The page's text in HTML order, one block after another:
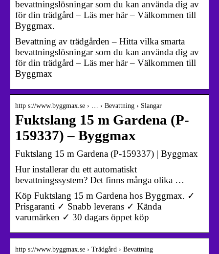
bevattningslösningar som du kan använda dig av
för din trädgård – Läs mer här – Välkommen till
Byggmax.
Bevattning av trädgården – Hitta vilka smarta
bevattningslösningar som du kan använda dig av
för din trädgård – Läs mer här – Välkommen till
Byggmax
http s://www.byggmax.se › … › Bevattning › Slangar
Fuktslang 15 m Gardena (P-
159337) – Byggmax
Fuktslang 15 m Gardena (P-159337) | Byggmax
Hur installerar du ett automatiskt
bevattningssystem? Det finns många olika …
Köp Fuktslang 15 m Gardena hos Byggmax. ✓
Prisgaranti ✓ Snabb leverans ✓ Kända
varumärken ✓ 30 dagars öppet köp
http s://www.byggmax.se › Trädgård › Bevattning